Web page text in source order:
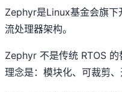
Zephyr是Linux基金会旗下
流处理器架构。
Zephyr 不是传统 RTOS
理念是：模块化、可裁剪、